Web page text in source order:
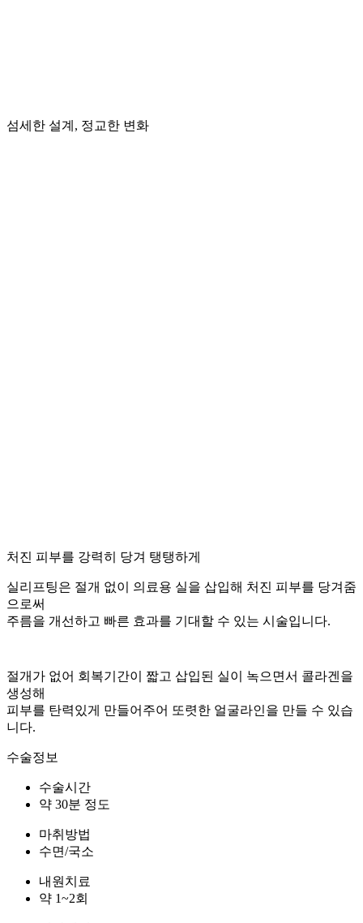
섬세한 설계, 정교한 변화
처진 피부를 강력히 당겨 탱탱하게
실리프팅은 절개 없이 의료용 실을 삽입해 처진 피부를 당겨줌
으로써
주름을 개선하고 빠른 효과를 기대할 수 있는 시술입니다.
절개가 없어 회복기간이 짧고 삽입된 실이 녹으면서 콜라겐을
생성해
피부를 탄력있게 만들어주어 또렷한 얼굴라인을 만들 수 있습
니다.
수술정보
수술시간
약 30분 정도
마취방법
수면/국소
내원치료
약 1~2회